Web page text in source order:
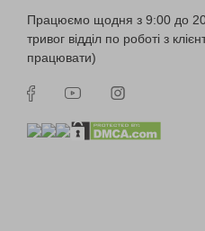
Працюємо щодня з 9:00 до
тривог відділ по роботі з
працювати)